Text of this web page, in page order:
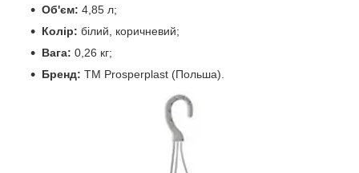
Об'єм: 4,85 л;
Колір: білий, коричневий;
Вага: 0,26 кг;
Бренд: TM Prosperplast (Польша).